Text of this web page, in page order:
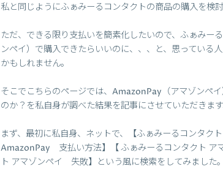
私と同じようにふぁみーるコンタクトの商品の購入を検
ただ、できる限り支払いを簡素化したいので、ふぁみ
ンペイ）で購入できたらいいのに、、、と、思っている
かもしれません。
そこでこちらのページでは、AmazonPay（アマゾンペ
のか？を私自身が調べた結果を記事にさせていただきます
まず、最初に私自身、ネットで、【ふぁみーるコンタク
AmazonPay 支払い方法】【 ふぁみーるコンタクト ア
ト アマゾンペイ 失敗】という風に検索をしてみました。